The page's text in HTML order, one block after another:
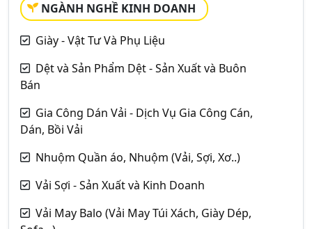
NGÀNH NGHỀ KINH DOANH
Giày - Vật Tư Và Phụ Liệu
Dệt và Sản Phẩm Dệt - Sản Xuất và Buôn
Bán
Gia Công Dán Vải - Dịch Vụ Gia Công Cán,
Dán, Bồi Vải
Nhuộm Quần áo, Nhuộm (Vải, Sợi, Xơ..)
Vải Sợi - Sản Xuất và Kinh Doanh
Vải May Balo (Vải May Túi Xách, Giày Dép,